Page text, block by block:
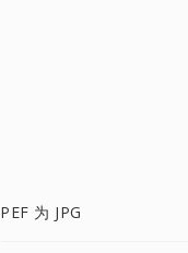
PEF 为 JPG